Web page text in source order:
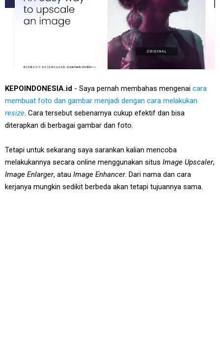
KEPOINDONESIA.id - Saya pernah membahas mengenai cara
membuat foto dan gambar menjadi dengan cara melakukan
resize. Cara tersebut sebenarnya cukup efektif dan bisa
diterapkan di berbagai gambar dan foto.
Tetapi untuk sekarang saya sarankan kalian mencoba
melakukannya secara online menggunakan situs Image Upscaler,
Image Enlarger, atau Image Enhancer. Dari nama dan cara
kerjanya mungkin sedikit berbeda akan tetapi tujuannya sama.